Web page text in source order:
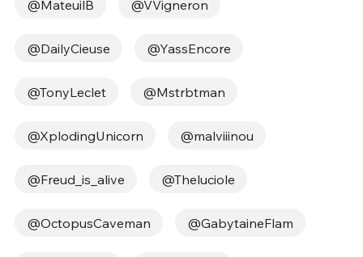
@MateuilB @VVigneron
@DailyCieuse @YassEncore
@TonyLeclet @Mstrbtman
@XplodingUnicorn @malviiinou
@Freud_is_alive @Theluciole
@OctopusCaveman @GabytaineFlam